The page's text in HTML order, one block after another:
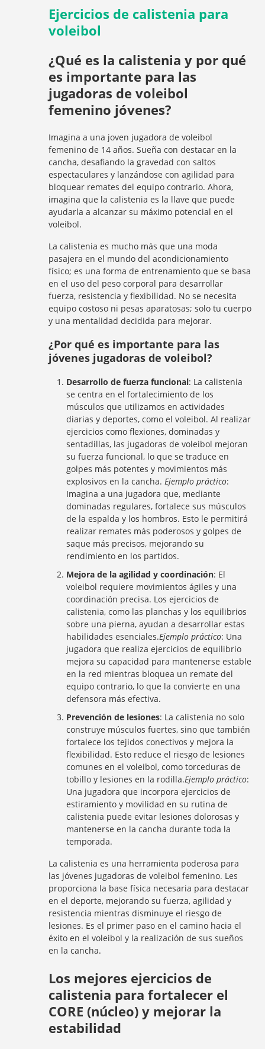
Ejercicios de calistenia para
voleibol
¿Qué es la calistenia y por qué
es importante para las
jugadoras de voleibol
femenino jóvenes?
Imagina a una joven jugadora de voleibol
femenino de 14 años. Sueña con destacar en la
cancha, desafiando la gravedad con saltos
espectaculares y lanzándose con agilidad para
bloquear remates del equipo contrario. Ahora,
imagina que la calistenia es la llave que puede
ayudarla a alcanzar su máximo potencial en el
voleibol.
La calistenia es mucho más que una moda
pasajera en el mundo del acondicionamiento
físico; es una forma de entrenamiento que se basa
en el uso del peso corporal para desarrollar
fuerza, resistencia y flexibilidad. No se necesita
equipo costoso ni pesas aparatosas; solo tu cuerpo
y una mentalidad decidida para mejorar.
¿Por qué es importante para las
jóvenes jugadoras de voleibol?
Desarrollo de fuerza funcional: La calistenia
se centra en el fortalecimiento de los
músculos que utilizamos en actividades
diarias y deportes, como el voleibol. Al realizar
ejercicios como flexiones, dominadas y
sentadillas, las jugadoras de voleibol mejoran
su fuerza funcional, lo que se traduce en
golpes más potentes y movimientos más
explosivos en la cancha.Ejemplo práctico:
Imagina a una jugadora que, mediante
dominadas regulares, fortalece sus músculos
de la espalda y los hombros. Esto le permitirá
realizar remates más poderosos y golpes de
saque más precisos, mejorando su
rendimiento en los partidos.
Mejora de la agilidad y coordinación: El
voleibol requiere movimientos ágiles y una
coordinación precisa. Los ejercicios de
calistenia, como las planchas y los equilibrios
sobre una pierna, ayudan a desarrollar estas
habilidades esenciales.Ejemplo práctico: Una
jugadora que realiza ejercicios de equilibrio
mejora su capacidad para mantenerse estable
en la red mientras bloquea un remate del
equipo contrario, lo que la convierte en una
defensora más efectiva.
Prevención de lesiones: La calistenia no solo
construye músculos fuertes, sino que también
fortalece los tejidos conectivos y mejora la
flexibilidad. Esto reduce el riesgo de lesiones
comunes en el voleibol, como torceduras de
tobillo y lesiones en la rodilla.Ejemplo práctico:
Una jugadora que incorpora ejercicios de
estiramiento y movilidad en su rutina de
calistenia puede evitar lesiones dolorosas y
mantenerse en la cancha durante toda la
temporada.
La calistenia es una herramienta poderosa para
las jóvenes jugadoras de voleibol femenino. Les
proporciona la base física necesaria para destacar
en el deporte, mejorando su fuerza, agilidad y
resistencia mientras disminuye el riesgo de
lesiones. Es el primer paso en el camino hacia el
éxito en el voleibol y la realización de sus sueños
en la cancha.
Los mejores ejercicios de
calistenia para fortalecer el
CORE (núcleo) y mejorar la
estabilidad